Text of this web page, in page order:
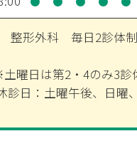
整形外科 毎日2診体制
曜日は第2・4のみ3診
診日：土曜午後、日曜